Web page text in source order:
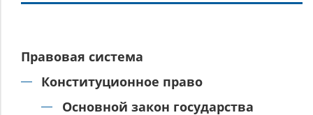
Правовая система
Конституционное право
Основной закон государства